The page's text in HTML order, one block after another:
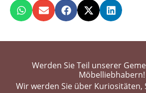
Werden Sie Teil unserer
Möbelliebhabern!
Wir werden Sie über Kuriositäten,